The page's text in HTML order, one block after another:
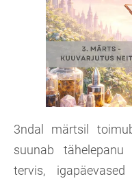
3ndal märtsil
suunab
tervis,